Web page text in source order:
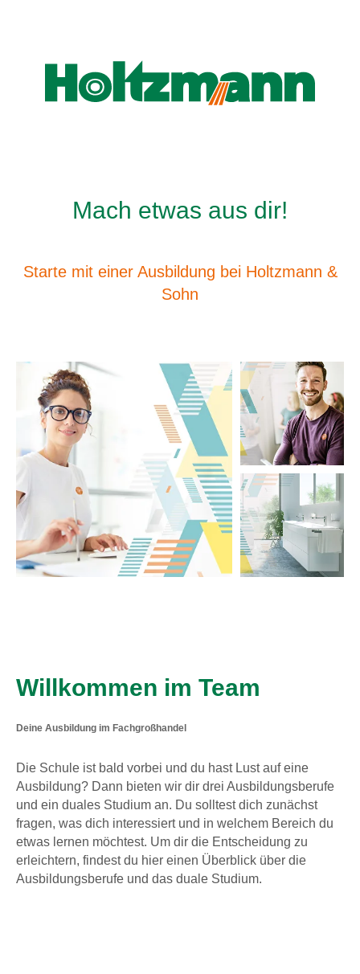
Mach etwas aus dir!
Starte mit einer Ausbildung bei Holtzmann &
Sohn
Willkommen im Team
Deine Ausbildung im Fachgroßhandel
Die Schule ist bald vorbei und du hast Lust auf eine
Ausbildung? Dann bieten wir dir drei Ausbildungsberufe
und ein duales Studium an. Du solltest dich zunächst
fragen, was dich interessiert und in welchem Bereich du
etwas lernen möchtest. Um dir die Entscheidung zu
erleichtern, findest du hier einen Überblick über die
Ausbildungsberufe und das duale Studium.